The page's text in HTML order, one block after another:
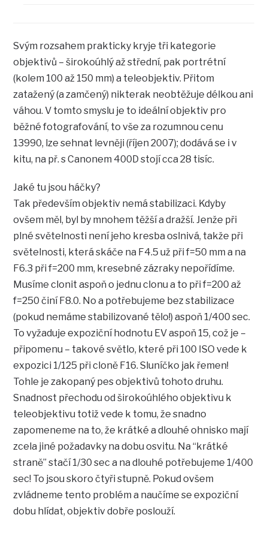
Svým rozsahem prakticky kryje tři kategorie
objektivů – širokoúhlý až střední, pak portrétní
(kolem 100 až 150 mm) a teleobjektiv. Přitom
zatažený (a zamčený) nikterak neobtěžuje délkou ani
váhou. V tomto smyslu je to ideální objektiv pro
běžné fotografování, to vše za rozumnou cenu
13990, lze sehnat levněji (říjen 2007); dodává se i v
kitu, na př. s Canonem 400D stojí cca 28 tisíc.
Jaké tu jsou háčky?
Tak především objektiv nemá stabilizaci. Kdyby
ovšem měl, byl by mnohem těžší a dražší. Jenže při
plné světelnosti není jeho kresba oslnivá, takže při
světelnosti, která skáče na F4.5 už při f=50 mm a na
F6.3 při f=200 mm, kresebné zázraky nepořídíme.
Musíme clonit aspoň o jednu clonu a to při f=200 až
f=250 činí F8.0. No a potřebujeme bez stabilizace
(pokud nemáme stabilizované tělo!) aspoň 1/400 sec.
To vyžaduje expoziční hodnotu EV aspoň 15, což je –
připomenu – takové světlo, které při 100 ISO vede k
expozici 1/125 při cloně F16. Sluníčko jak řemen!
Tohle je zakopaný pes objektivů tohoto druhu.
Snadnost přechodu od širokoúhlého objektivu k
teleobjektivu totiž vede k tomu, že snadno
zapomeneme na to, že krátké a dlouhé ohnisko mají
zcela jiné požadavky na dobu osvitu. Na “krátké
straně” stačí 1/30 sec a na dlouhé potřebujeme 1/400
sec! To jsou skoro čtyři stupně. Pokud ovšem
zvládneme tento problém a naučíme se expoziční
dobu hlídat, objektiv dobře poslouží.